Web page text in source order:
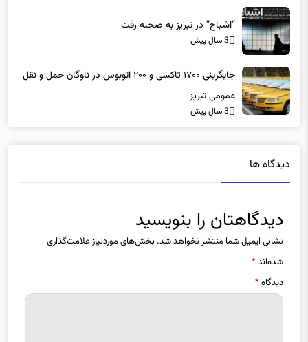
“اشباح” در تبریز به صحنه رفت
3 سال پیش
جایگزینی ۱۷۰۰ تاکسی و ۲۰۰ اتوبوس در ناوگان حمل و نقل
عمومی تبریز
3 سال پیش
دیدگاه ها
دیدگاهتان را بنویسید
نشانی ایمیل شما منتشر نخواهد شد. بخش‌های موردنیاز علامت‌گذاری
شده‌اند*
دیدگاه*